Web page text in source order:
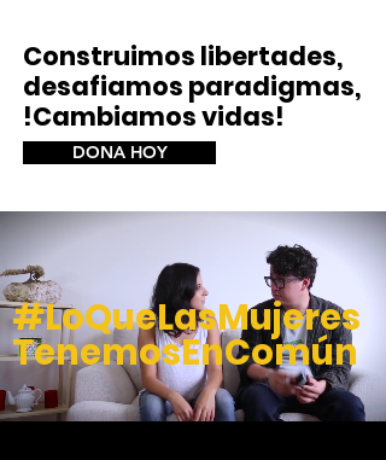
Construimos libertades,
desafiamos paradigmas,
!Cambiamos vidas!
DONA HOY
#LoQueLasMujeres
TenemosEnComún